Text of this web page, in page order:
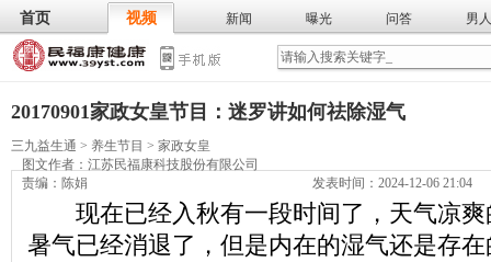
首页 视频 新闻 曝光 问答 男人
武术 气功 膳食 食谱 营养
20170901家政女皇节目：迷罗讲如何祛除湿气
三九益生通 > 养生节目 > 家政女皇
图文作者： 江苏民福康科技股份有限公司
责编：陈娟
发表时间：2024-12-06 21:04
现在已经入秋有一段时间了，天气凉爽
暑气已经消退了，但是内在的湿气还是存